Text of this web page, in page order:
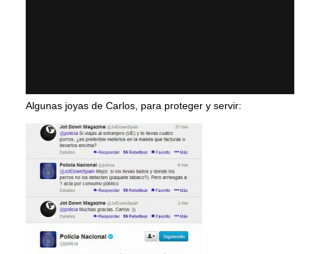
Algunas joyas de Carlos, para proteger y servir: